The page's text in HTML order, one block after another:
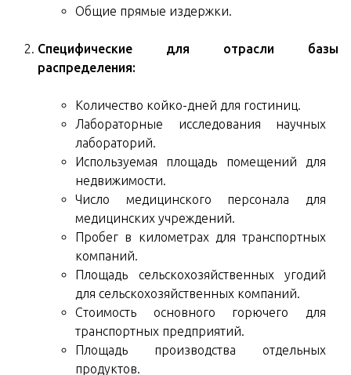
Общие прямые издержки.
Специфические для отрасли базы
распределения:
Количество койко-дней для гостиниц.
Лабораторные исследования научных
лабораторий.
Используемая площадь помещений для
недвижимости.
Число медицинского персонала для
медицинских учреждений.
Пробег в километрах для транспортных
компаний.
Площадь сельскохозяйственных угодий
для сельскохозяйственных компаний.
Стоимость основного горючего для
транспортных предприятий.
Площадь производства отдельных
продуктов.